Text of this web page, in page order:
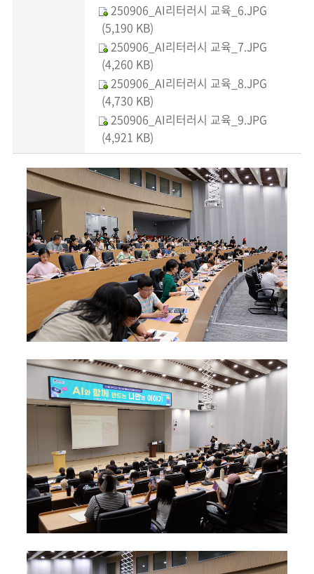
250906_AI리터러시 교육_6.JPG
(5,190 KB)
250906_AI리터러시 교육_7.JPG
(4,260 KB)
250906_AI리터러시 교육_8.JPG
(4,730 KB)
250906_AI리터러시 교육_9.JPG
(4,921 KB)